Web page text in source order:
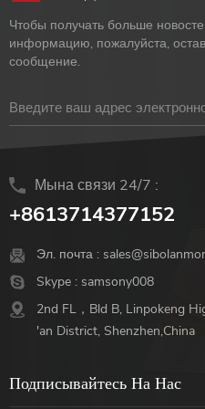
Чтобы получать больше
информацию, пожалуйста,
сообщение.
Мына связи 24/7 :
+8613714377152
Эл. почта :
Skype : samsony008
2nd FL，Bld B, Linpokeng
'an District, Shenzhen,China
Подписывайтесь На Нас